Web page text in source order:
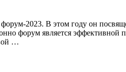
2023. В этом году он
форум является
…